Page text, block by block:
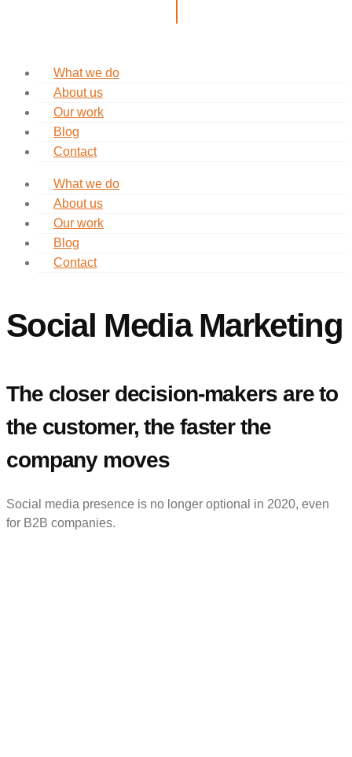
What we do
About us
Our work
Blog
Contact
What we do
About us
Our work
Blog
Contact
Social Media Marketing
The closer decision-makers are to
the customer, the faster the
company moves
Social media presence is no longer optional in 2020, even
for B2B companies.